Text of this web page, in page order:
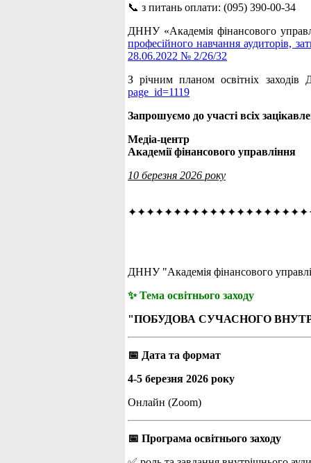
📞 з питань оплати: (095) 390-00-34
ДННУ «Академія фінансового
професійного навчання аудиторів,
28.06.2022 № 2/26/32
З річним планом освітніх
page_id=1119
Запрошуємо до участі всіх
Медіа-центр
Академії фінансового управління
10 березня 2026 року
ДННУ "Академія фінансового
✨ Тема освітнього заходу
"ПОБУДОВА СУЧАСНОГО
📅 Дата та формат
4-5 березня 2026 року
Онлайн (Zoom)
📅 Програма освітнього заходу